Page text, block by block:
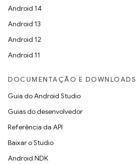
Android 14
Android 13
Android 12
Android 11
DOCUMENTAÇÃO E DOWNLOADS
Guia do Android Studio
Guias do desenvolvedor
Referência da API
Baixar o Studio
Android NDK